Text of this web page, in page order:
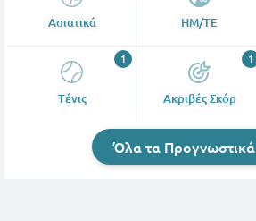
Ασιατικά ΗΜ/ΤΕ
Tένις
1
Ακριβές Σκόρ
1
Όλα τα Προγνωστικά